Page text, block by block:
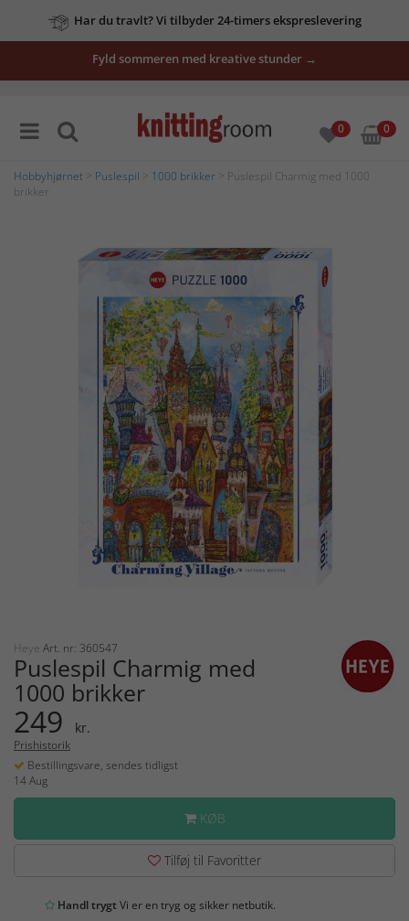
Har du travlt? Vi tilbyder 24-timers ekspreslevering
Fyld sommeren med kreative stunder →
0 0
Hobbyhjørnet Puslespil 1000 brikker > Puslespil Charmig med 1000
brikker
Heye Art. nr: 360547
Puslespil Charmig med
1000 brikker
249 kr.
Prishistorik
Bestillingsvare, sendes tidligst
14 Aug
KØB
Tilføj til Favoritter
Handl trygtVi er en tryg og sikker netbutik.